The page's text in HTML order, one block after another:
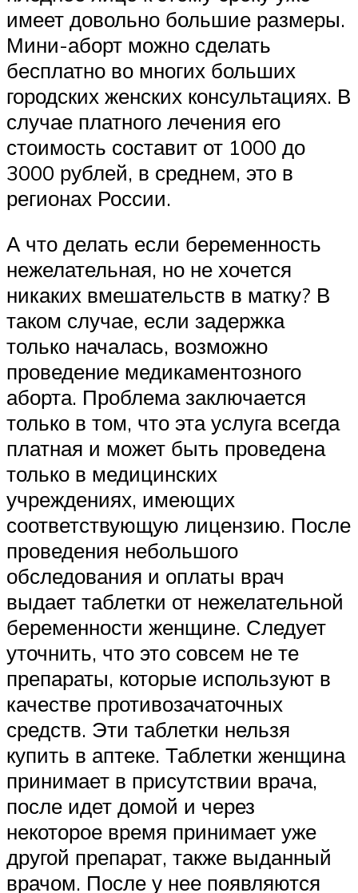
имеет довольно большие размеры.
Мини-аборт можно сделать
бесплатно во многих больших
городских женских консультациях. В
случае платного лечения его
стоимость составит от 1000 до
3000 рублей, в среднем, это в
регионах России.
А что делать если беременность
нежелательная, но не хочется
никаких вмешательств в матку? В
таком случае, если задержка
только началась, возможно
проведение медикаментозного
аборта. Проблема заключается
только в том, что эта услуга всегда
платная и может быть проведена
только в медицинских
учреждениях, имеющих
соответствующую лицензию. После
проведения небольшого
обследования и оплаты врач
выдает таблетки от нежелательной
беременности женщине. Следует
уточнить, что это совсем не те
препараты, которые используют в
качестве противозачаточных
средств. Эти таблетки нельзя
купить в аптеке. Таблетки женщина
принимает в присутствии врача,
после идет домой и через
некоторое время принимает уже
другой препарат, также выданный
врачом. После у нее появляются